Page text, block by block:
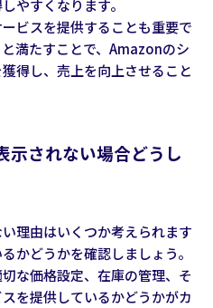
やすくなります。
ビスを提供することも重要で
満たすことで、Amazonのシ
得し、売上を向上させること
示されない場合どうし
理由はいくつか考えられます
かどうかを確認しましょう。
な価格設定、在庫の管理、そ
を提供しているかどうかがカ